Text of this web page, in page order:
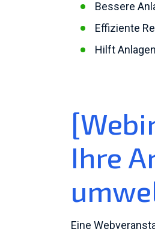
Bessere
Effiziente
Hilft
Ihre
Eine